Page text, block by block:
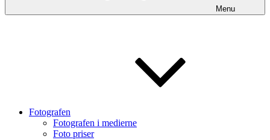
Menu
Fotografen
Fotografen i medierne
Foto priser